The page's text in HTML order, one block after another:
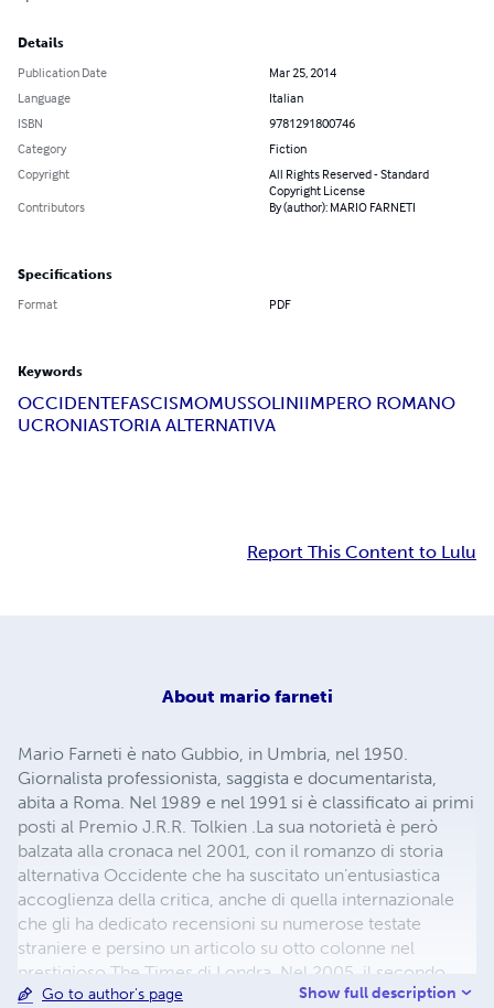
Details
Publication Date
Mar 25, 2014
Language
Italian
ISBN
9781291800746
Category
Fiction
Copyright
All Rights Reserved - Standard
Copyright License
Contributors
By (author): MARIO FARNETI
Specifications
Format PDF
Keywords
OCCIDENTEFASCISMOMUSSOLINIIMPERO ROMANO
UCRONIASTORIA ALTERNATIVA
Report This Content to Lulu
About mario farneti
Mario Farneti è nato Gubbio, in Umbria, nel 1950.
Giornalista professionista, saggista e documentarista,
abita a Roma. Nel 1989 e nel 1991 si è classificato ai primi
posti al Premio J.R.R. Tolkien .La sua notorietà è però
balzata alla cronaca nel 2001, con il romanzo di storia
alternativa Occidente che ha suscitato un’entusiastica
accoglienza della critica, anche di quella internazionale
che gli ha dedicato recensioni su numerose testate
straniere e persino un articolo su otto colonne nel
prestigioso The Times di Londra. Nel 2005, il secondo
romanzo della serie, Attacco all’Occidente, si è
Go to author's page Show full description